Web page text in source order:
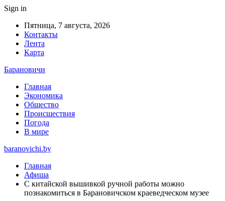
Sign in
Пятница, 7 августа, 2026
Контакты
Лента
Карта
Барановичи
Главная
Экономика
Общество
Происшествия
Погода
В мире
baranovichi.by
Главная
Афиша
С китайской вышивкой ручной работы можно
познакомиться в Барановичском краеведческом музее